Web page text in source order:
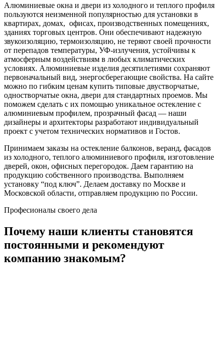
Алюминиевые окна и двери из холодного и теплого профиля
пользуются неизменной популярностью для установки в
квартирах, домах, офисах, производственных помещениях,
зданиях торговых центров. Они обеспечивают надежную
звукоизоляцию, термоизоляцию, не теряют своей прочности
от перепадов температуры, УФ-излучения, устойчивы к
атмосферным воздействиям в любых климатических
условиях. Алюминиевые изделия десятилетиями сохраняют
первоначальный вид, энергосберегающие свойства. На сайте
можно по гибким ценам купить типовые двустворчатые,
одностворчатые окна, двери для стандартных проемов. Мы
поможем сделать с их помощью уникальное остекление с
алюминиевым профилем, прозрачный фасад — наши
дизайнеры и архитекторы разработают индивидуальный
проект с учетом технических нормативов и Гостов.
Принимаем заказы на остекление балконов, веранд, фасадов
из холодного, теплого алюминиевого профиля, изготовление
дверей, окон, офисных перегородок. Даем гарантию на
продукцию собственного производства. Выполняем
установку “под ключ”. Делаем доставку по Москве и
Московской области, отправляем продукцию по России.
Професионалы своего дела
Почему наши клиенты становятся
постоянными и рекомендуют
компанию знакомым?